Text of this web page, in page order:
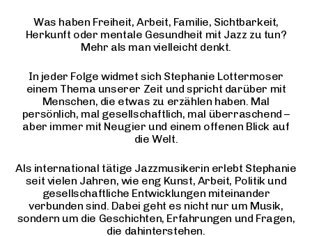
Was haben Freiheit, Arbeit, Familie, Sichtbarkeit,
Herkunft oder mentale Gesundheit mit Jazz zu tun?
Mehr als man vielleicht denkt.
In jeder Folge widmet sich Stephanie Lottermoser
einem Thema unserer Zeit und spricht darüber mit
Menschen, die etwas zu erzählen haben. Mal
persönlich, mal gesellschaftlich, mal überraschend –
aber immer mit Neugier und einem offenen Blick auf
die Welt.
Als international tätige Jazzmusikerin erlebt Stephanie
seit vielen Jahren, wie eng Kunst, Arbeit, Politik und
gesellschaftliche Entwicklungen miteinander
verbunden sind. Dabei geht es nicht nur um Musik,
sondern um die Geschichten, Erfahrungen und Fragen,
die dahinterstehen.